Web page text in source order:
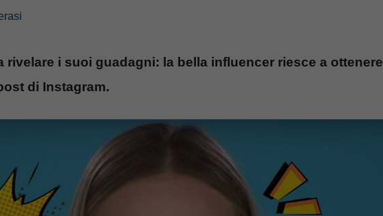
rivelare i suoi guadagni: la bella influencer riesce a ottenere
di Instagram.